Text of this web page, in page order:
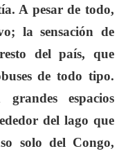
A pesar de todo,
la sensación de
del país, que
de todo tipo.
espacios
del lago que
solo del Congo,